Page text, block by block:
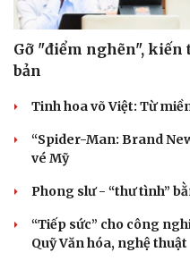
Nhi khoa
Làm đẹp - giảm cân
Phòng mạch online
Gỡ "điểm nghẽn", kiến
bản
Tinh hoa võ Việt: Từ
“Spider-Man: Brand
vé Mỹ
Phong slư - “thư tình”
“Tiếp sức” cho công
Quỹ Văn hóa, nghệ thuật